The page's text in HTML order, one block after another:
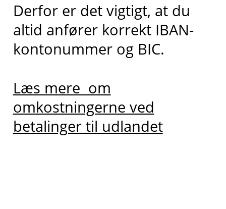
Derfor er det vigtigt, at du
altid anfører korrekt IBAN-
kontonummer og BIC.
Læs mere om
omkostningerne ved
betalinger til udlandet